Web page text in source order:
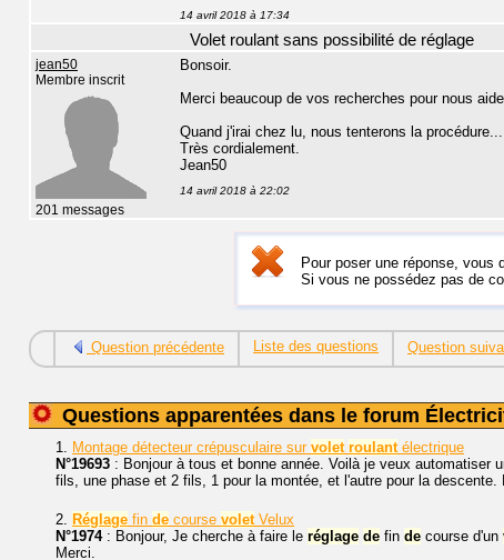
14 avril 2018 à 17:34
Volet roulant sans possibilité de réglage
jean50
Membre inscrit
201 messages
Bonsoir.
Merci beaucoup de vos recherches pour nous
Quand j'irai chez lu, nous tenterons la
Très cordialement.
Jean50
14 avril 2018 à 22:02
Pour poser une réponse, vous
Si vous ne possédez pas de
Question précédente Liste des questions Question
Questions apparentées dans le forum
1. Montage détecteur crépusculaire sur volet roulantélectrique
N°19693 : Bonjour à tous et bonne année. Voilà je veux automatiser
fils, une phase et 2 fils, 1 pour la montée, et l'autre pour la descente.
2. Réglage fin de course voletVelux
N°1974: Bonjour, Je cherche à faire le réglage de fin de course d'un
Merci.